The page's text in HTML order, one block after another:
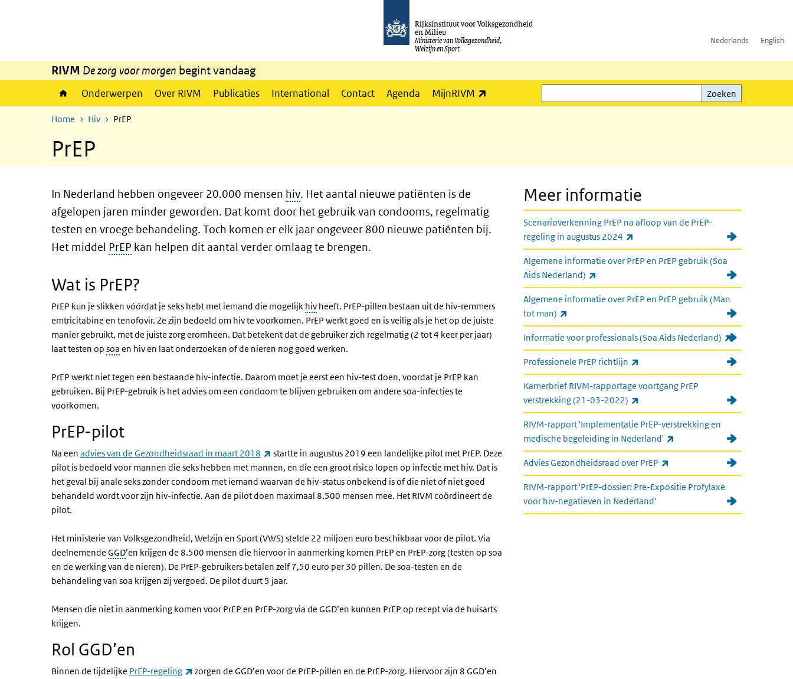
Rijksinstituut voor Volksgezondheid
en Milieu
Ministerie van Volksgezondheid,
Welzijn en Sport
Nederlands English
RIVM De zorg voor morgen begint vandaag
Onderwerpen Over RIVM Publicaties International Contact Agenda MijnRIVM
Zoeken
Zoeken
Home Hiv PrEP
PrEP
In Nederland hebben ongeveer 20.000 mensen hiv. Het aantal nieuwe patiënten is de
afgelopen jaren minder geworden. Dat komt door het gebruik van condooms, regelmatig
testen en vroege behandeling. Toch komen er elk jaar ongeveer 800 nieuwe patiënten bij.
Het middel PrEP kan helpen dit aantal verder omlaag te brengen.
Wat is PrEP?
PrEP kun je slikken vóórdat je seks hebt met iemand die mogelijk hiv heeft. PrEP-pillen bestaan uit de hiv-remmers
emtricitabine en tenofovir. Ze zijn bedoeld om hiv te voorkomen. PrEP werkt goed en is veilig als je het op de juiste
manier gebruikt, met de juiste zorg eromheen. Dat betekent dat de gebruiker zich regelmatig (2 tot 4 keer per jaar)
laat testen op soa en hiv en laat onderzoeken of de nieren nog goed werken.
PrEP werkt niet tegen een bestaande hiv-infectie. Daarom moet je eerst een hiv-test doen, voordat je PrEP kan
gebruiken. Bij PrEP-gebruik is het advies om een condoom te blijven gebruiken om andere soa-infecties te
voorkomen.
PrEP-pilot
Na een advies van de Gezondheidsraad in maart 2018 (externe link)
startte in augustus 2019 een landelijke pilot met PrEP. Deze
pilot is bedoeld voor mannen die seks hebben met mannen, en die een groot risico lopen op infectie met hiv. Dat is
het geval bij anale seks zonder condoom met iemand waarvan de hiv-status onbekend is of die niet of niet goed
behandeld wordt voor zijn hiv-infectie. Aan de pilot doen maximaal 8.500 mensen mee. Het RIVM coördineert de
pilot.
Het ministerie van Volksgezondheid, Welzijn en Sport (VWS) stelde 22 miljoen euro beschikbaar voor de pilot. Via
deelnemende GGD’en krijgen de 8.500 mensen die hiervoor in aanmerking komen PrEP en PrEP-zorg (testen op soa
en de werking van de nieren). De PrEP-gebruikers betalen zelf 7,50 euro per 30 pillen. De soa-testen en de
behandeling van soa krijgen zij vergoed. De pilot duurt 5 jaar.
Mensen die niet in aanmerking komen voor PrEP en PrEP-zorg via de GGD’en kunnen PrEP op recept via de huisarts
krijgen.
Rol GGD’en
Binnen de tijdelijke PrEP-regeling (externe link)
zorgen de GGD’en voor de PrEP-pillen en de PrEP-zorg. Hiervoor zijn 8 GGD’en
Meer informatie
Scenarioverkenning PrEP na afloop van de PrEP-
regeling in augustus 2024
Algemene informatie over PrEP en PrEP gebruik (Soa
Aids Nederland)
Algemene informatie over PrEP en PrEP gebruik (Man
tot man)
Informatie voor professionals (Soa Aids Nederland) (externe link)
Professionele PrEP richtlijn
Kamerbrief RIVM-rapportage voortgang PrEP
verstrekking (21-03-2022)
RIVM-rapport 'Implementatie PrEP-verstrekking en
medische begeleiding in Nederland'
Advies Gezondheidsraad over PrEP
RIVM-rapport 'PrEP-dossier: Pre-Expositie Profylaxe
voor hiv-negatieven in Nederland'